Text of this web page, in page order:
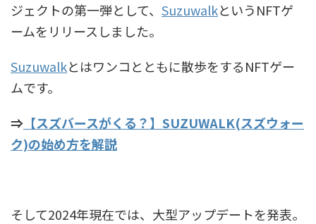
ジェクトの第一弾として、 SuzuwalkというNFTゲ
ームをリリースしました。
Suzuwalkとはワンコとともに散歩をするNFTゲー
ムです。
⇒ 【スズバースがくる？】SUZUWALK(スズウォー
ク)の始め方を解説
そして2024年現在では、大型アップデートを発表。